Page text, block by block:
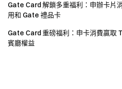
2024年10月21日
Gate Card 解鎖多重福利：申辦卡片
用和 Gate 禮品卡
Gate Card 重磅福利：申卡消費贏取
賓廳權益